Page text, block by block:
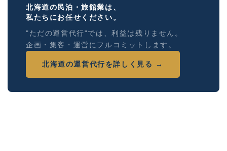
北海道の民泊・旅館業は、
私たちにお任せください。
"ただの運営代行"では、利益は残りません。
企画・集客・運営にフルコミットします。
北海道の運営代行を詳しく見る →